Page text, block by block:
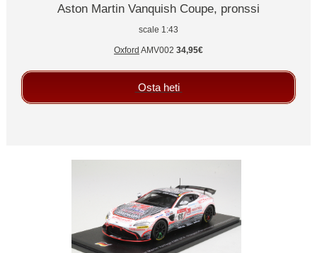
Aston Martin Vanquish Coupe, pronssi
scale 1:43
Oxford AMV002 34,95€
Osta heti